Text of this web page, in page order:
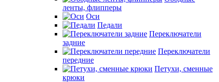
ленты, флипперы
Оси
Педали
Переключатели
задние
Переключатели
передние
Петухи, сменные
крюки